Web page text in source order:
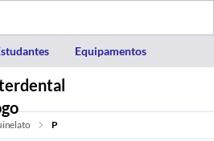
Equipamentos
P